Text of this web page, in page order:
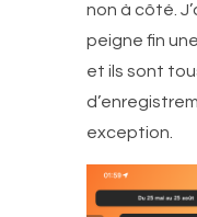
non à côté.
peigne fin
et ils sont
exception.